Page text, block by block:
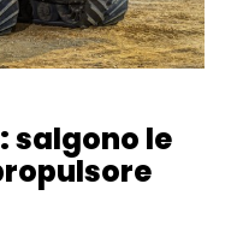
salgono le